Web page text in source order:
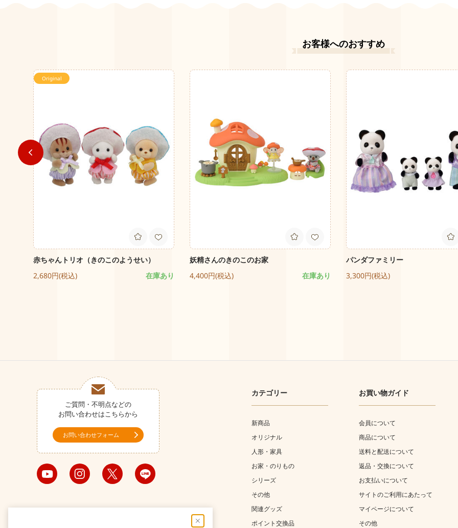
お客様へのおすすめ
Original
赤ちゃんトリオ（きのこのようせい）
2,680円(税込)
在庫あり
妖精さんのきのこのお家
4,400円(税込)
在庫あり
パンダファミリー
3,300円(税込)
ご質問・不明点などの
お問い合わせはこちらから
お問い合わせフォーム
カテゴリー
新商品
オリジナル
人形・家具
お家・のりもの
シリーズ
その他
関連グッズ
ポイント交換品
お買い物ガイド
会員について
商品について
送料と配送について
返品・交換について
お支払いについて
サイトのご利用にあたって
マイページについて
その他